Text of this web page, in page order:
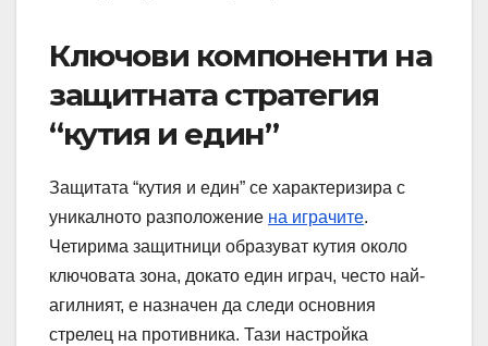
Ключови компоненти на
защитната стратегия
“кутия и един”
Защитата “кутия и един” се характеризира с
уникалното разположение на играчите.
Четирима защитници образуват кутия около
ключовата зона, докато един играч, често най-
агилният, е назначен да следи основния
стрелец на противника. Тази настройка